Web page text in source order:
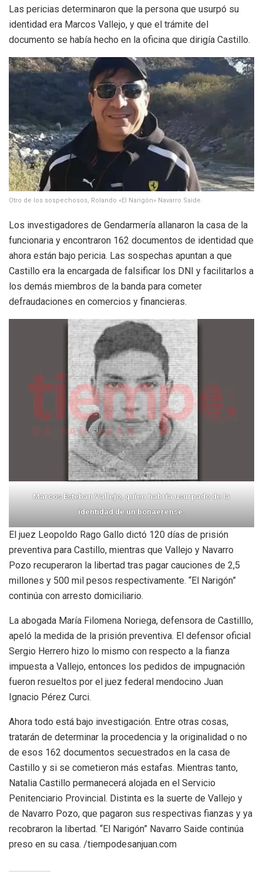
Las pericias determinaron que la persona que usurpó su
identidad era Marcos Vallejo, y que el trámite del
documento se había hecho en la oficina que dirigía Castillo.
Otro de los sospechosos, Rolando «El Narigón» Navarro Saide.
Los investigadores de Gendarmería allanaron la casa de la
funcionaria y encontraron 162 documentos de identidad que
ahora están bajo pericia. Las sospechas apuntan a que
Castillo era la encargada de falsificar los DNI y facilitarlos a
los demás miembros de la banda para cometer
defraudaciones en comercios y financieras.
Marcos Esteban Vallejo, quien habría usurpado de la
identidad de un bonaerense.
El juez Leopoldo Rago Gallo dictó 120 días de prisión
preventiva para Castillo, mientras que Vallejo y Navarro
Pozo recuperaron la libertad tras pagar cauciones de 2,5
millones y 500 mil pesos respectivamente. “El Narigón”
continúa con arresto domiciliario.
La abogada María Filomena Noriega, defensora de Castilllo,
apeló la medida de la prisión preventiva. El defensor oficial
Sergio Herrero hizo lo mismo con respecto a la fianza
impuesta a Vallejo, entonces los pedidos de impugnación
fueron resueltos por el juez federal mendocino Juan
Ignacio Pérez Curci.
Ahora todo está bajo investigación. Entre otras cosas,
tratarán de determinar la procedencia y la originalidad o no
de esos 162 documentos secuestrados en la casa de
Castillo y si se cometieron más estafas. Mientras tanto,
Natalia Castillo permanecerá alojada en el Servicio
Penitenciario Provincial. Distinta es la suerte de Vallejo y
de Navarro Pozo, que pagaron sus respectivas fianzas y ya
recobraron la libertad. “El Narigón” Navarro Saide continúa
preso en su casa. /tiempodesanjuan.com